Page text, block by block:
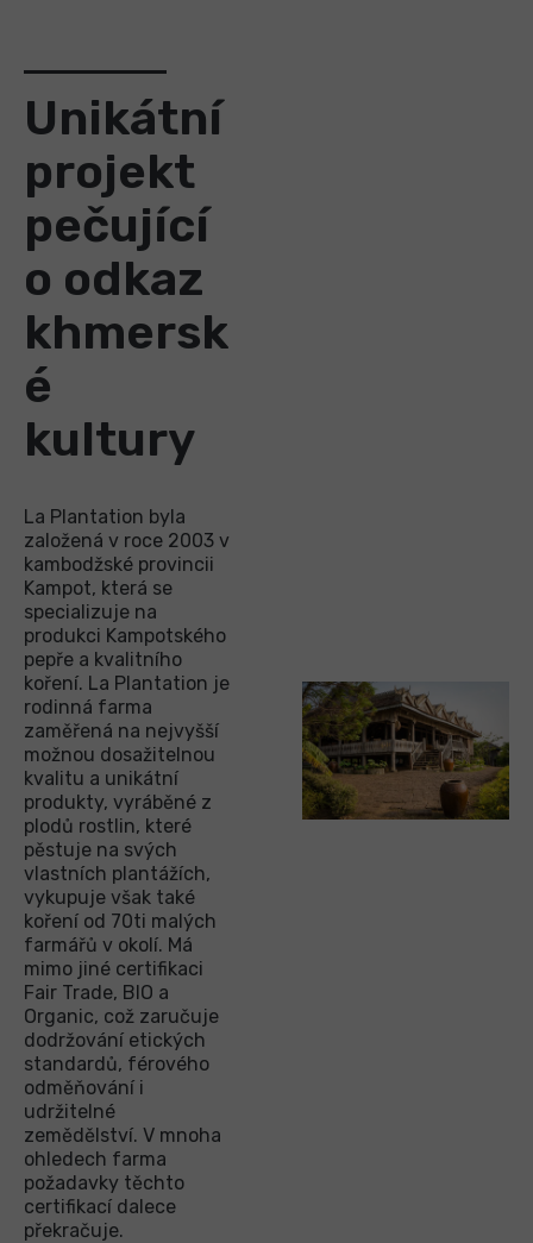
Unikátní
projekt
pečující
o odkaz
khmersk
é
kultury
La Plantation byla
založená v roce 2003 v
kambodžské provincii
Kampot, která se
specializuje na
produkci Kampotského
pepře a kvalitního
koření. La Plantation je
rodinná farma
zaměřená na nejvyšší
možnou dosažitelnou
kvalitu a unikátní
produkty, vyráběné z
plodů rostlin, které
pěstuje na svých
vlastních plantážích,
vykupuje však také
koření od 70ti malých
farmářů v okolí. Má
mimo jiné certifikaci
Fair Trade, BIO a
Organic, což zaručuje
dodržování etických
standardů, férového
odměňování i
udržitelné
zemědělství. V mnoha
ohledech farma
požadavky těchto
certifikací dalece
překračuje.